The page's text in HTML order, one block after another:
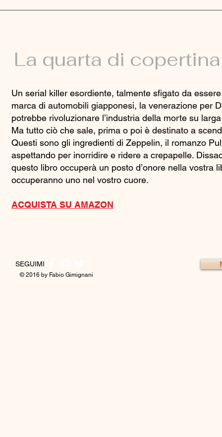
La quarta di copertina
Un serial killer esordiente, talmente sfigato da
marca di automobili giapponesi, la venerazione per
potrebbe rivoluzionare l’industria della morte su
Ma tutto ciò che sale, prima o poi è destinato a
Questi sono gli ingredienti di Zeppelin, il romanzo
aspettando per inorridire e ridere a crepapelle.
questo libro occuperà un posto d’onore nella vostra
occuperanno uno nel vostro cuore.
ACQUISTA SU AMAZON
SEGUIMI
© 2016 by Fabio Gimignani